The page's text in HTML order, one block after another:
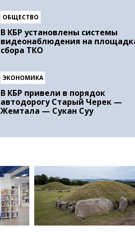
ОБЩЕСТВО
В КБР установлены системы
видеонаблюдения на
сбора ТКО
ЭКОНОМИКА
В КБР привели в порядок
автодорогу Старый Черек —
Жемтала — Сукан Суу